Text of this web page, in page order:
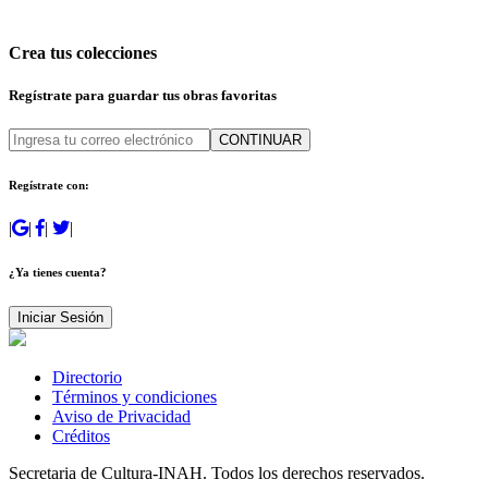
Crea tus colecciones
Regístrate para guardar tus obras favoritas
CONTINUAR
Regístrate con:
| | | |
¿Ya tienes cuenta?
Iniciar Sesión
Directorio
Términos y condiciones
Aviso de Privacidad
Créditos
Secretaria de Cultura-INAH. Todos los derechos reservados.